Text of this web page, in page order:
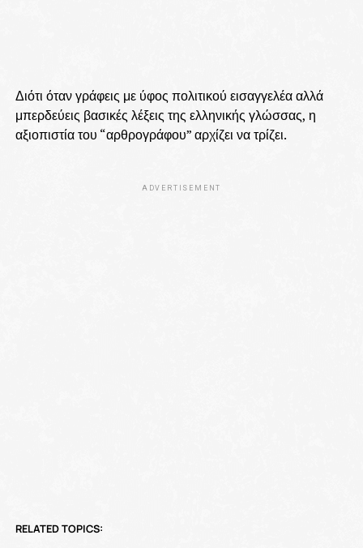
Διότι όταν γράφεις με ύφος πολιτικού εισαγγελέα αλλά
μπερδεύεις βασικές λέξεις της ελληνικής γλώσσας, η
αξιοπιστία του “αρθρογράφου” αρχίζει να τρίζει.
ADVERTISEMENT
RELATED TOPICS: